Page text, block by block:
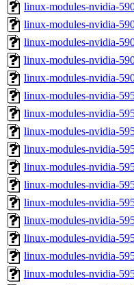
linux-modules-nvidia-
linux-modules-nvidia-
linux-modules-nvidia-
linux-modules-nvidia-
linux-modules-nvidia-
linux-modules-nvidia-
linux-modules-nvidia-
linux-modules-nvidia-
linux-modules-nvidia-
linux-modules-nvidia-
linux-modules-nvidia-
linux-modules-nvidia-
linux-modules-nvidia-
linux-modules-nvidia-
linux-modules-nvidia-
linux-modules-nvidia-